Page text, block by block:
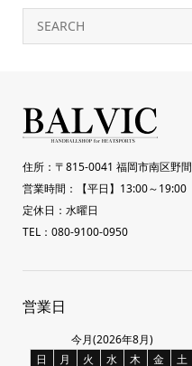
住所：〒815-0041 福岡市南区野
営業時間：【平日】13:00～
定休日：水曜日
TEL：080-9100-0950
営業日
今月(2026年8月)
日
月 火 水 木 金 土